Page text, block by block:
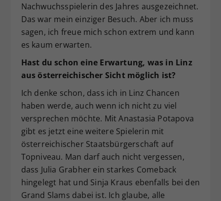
Nachwuchsspielerin des Jahres ausgezeichnet.
Das war mein einziger Besuch. Aber ich muss
sagen, ich freue mich schon extrem und kann
es kaum erwarten.
Hast du schon eine Erwartung, was in Linz
aus österreichischer Sicht möglich ist?
Ich denke schon, dass ich in Linz Chancen
haben werde, auch wenn ich nicht zu viel
versprechen möchte. Mit Anastasia Potapova
gibt es jetzt eine weitere Spielerin mit
österreichischer Staatsbürgerschaft auf
Topniveau. Man darf auch nicht vergessen,
dass Julia Grabher ein starkes Comeback
hingelegt hat und Sinja Kraus ebenfalls bei den
Grand Slams dabei ist. Ich glaube, alle